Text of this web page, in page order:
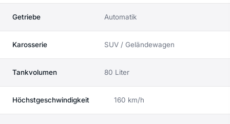
Getriebe Automatik
Karosserie SUV / Geländewagen
Tankvolumen 80 Liter
Höchstgeschwindigkeit 160 km/h